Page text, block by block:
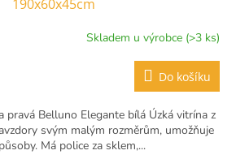
190x60x45cm
Skladem u výrobce (>3 ks)
Do košíku
pravá Belluno Elegante bílá Úzká vitrína z
svým malým rozměrům, umožňuje
Má police za sklem,...